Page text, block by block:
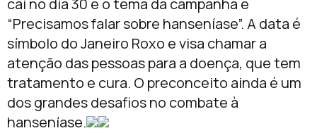
cai no dia 30 e o tema da campanha é
“Precisamos falar sobre hanseníase”. A data é
símbolo do Janeiro Roxo e visa chamar a
atenção das pessoas para a doença, que tem
tratamento e cura. O preconceito ainda é um
dos grandes desafios no combate à
hanseníase.